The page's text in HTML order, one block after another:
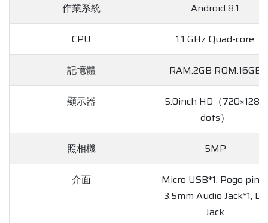
作業系統 Android 8.1
CPU 1.1 GHz Quad-core
記憶體 RAM:2GB ROM:16GB
顯示器
5.0inch HD（720×1280
dots）
照相機 5MP
介面
Micro USB*1, Pogo
3.5mm Audio Jack*1, DC
Jack